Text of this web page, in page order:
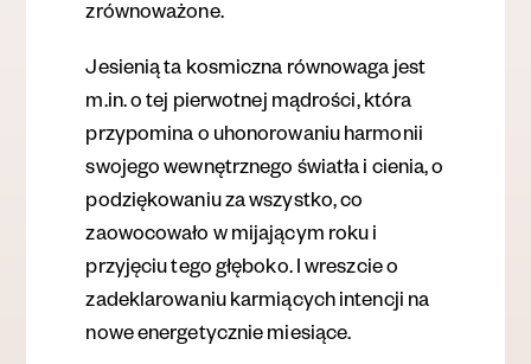
zrównoważone.
Jesienią ta kosmiczna równowagajest
m.in. o tej pierwotnej mądrości, która
przypomina o uhonorowaniu harmonii
swojego wewnętrznego światła i cienia, o
podziękowaniu za wszystko, co
zaowocowało w mijającym roku i
przyjęciu tego głęboko. I wreszcie o
zadeklarowaniu karmiących intencji na
nowe energetycznie miesiące.